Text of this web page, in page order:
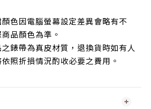
顏色因電腦螢幕設定差異會略有不
品顏色為準。
之錶帶為真皮材質，退換貨時如有人
照折損情況酌收必要之費用。